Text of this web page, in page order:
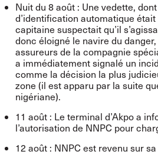
Nuit du 8 août : Une vedette,
d’identification automatique
capitaine suspectait qu’il
donc éloigné le navire du
assureurs de la compagnie
a immédiatement signalé un
comme la décision la plus
zone (il est apparu par la suite
nigériane).
11 août : Le terminal d’Akpo a
l’autorisation de NNPC pour
12 août : NNPC est revenu sur